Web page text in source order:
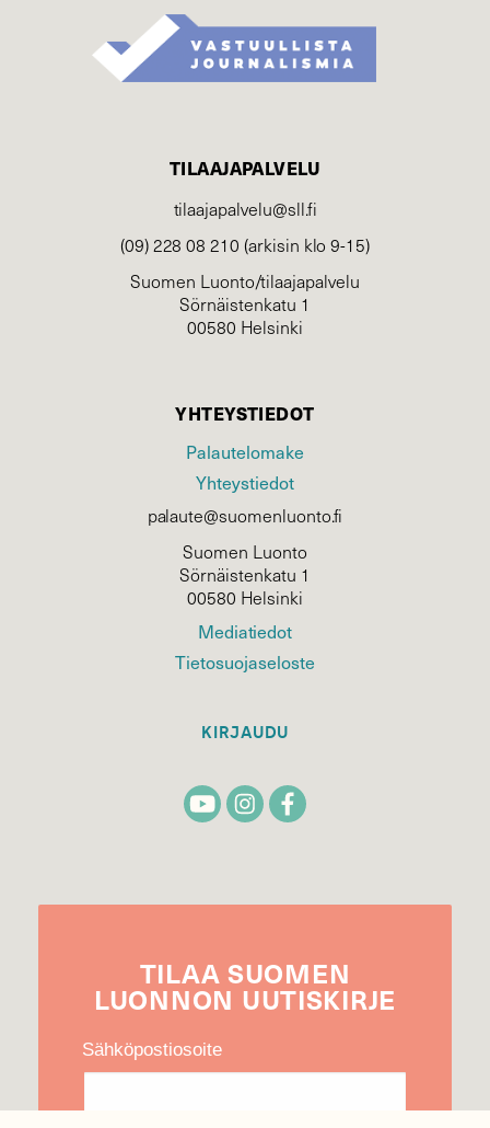
TILAAJAPALVELU
tilaajapalvelu@sll.fi
(09) 228 08 210 (arkisin klo 9-15)
Suomen Luonto/tilaajapalvelu
Sörnäistenkatu 1
00580 Helsinki
YHTEYSTIEDOT
Palautelomake
Yhteystiedot
palaute@suomenluonto.fi
Suomen Luonto
Sörnäistenkatu 1
00580 Helsinki
Mediatiedot
Tietosuojaseloste
KIRJAUDU
TILAA SUOMEN
LUONNON UUTIS­KIRJE
Sähköpostiosoite